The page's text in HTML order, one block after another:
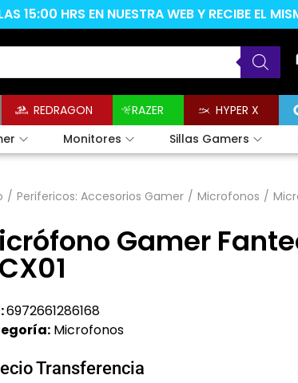
15:00 HRS EN NUESTRA WEB Y RECIBE EL
REDRAGON RAZER HYPER X
Monitores Sillas Gamers
/ Perifericos: Accesorios Gamer / Microfonos /
Gamer
6972661286168
Microfonos
Transferencia